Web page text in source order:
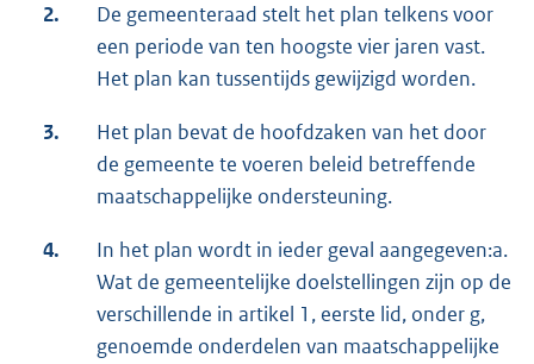
2.
De gemeenteraad stelt het plan telkens voor
een periode van ten hoogste vier jaren vast.
Het plan kan tussentijds gewijzigd worden.
3.
Het plan bevat de hoofdzaken van het door
de gemeente te voeren beleid betreffende
maatschappelijke ondersteuning.
4.
In het plan wordt in ieder geval aangegeven:a.
Wat de gemeentelijke doelstellingen zijn op de
verschillende in artikel 1, eerste lid, onder g,
genoemde onderdelen van maatschappelijke